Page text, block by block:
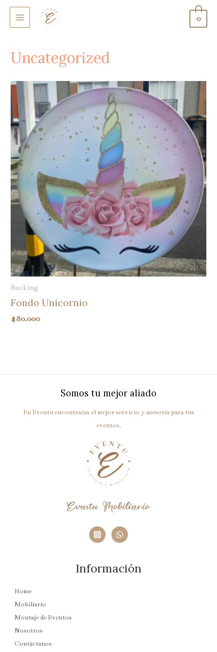
MAIN
0
Uncategorized
Backing
Fondo Unicornio
$80.000
Somos tu mejor aliado
En Eventu encontraras el mejor servicio y asesoría para tus
eventos.
Eventu Mobiliario
Información
Home
Mobiliario
Montaje de Eventos
Nosotros
Contáctanos